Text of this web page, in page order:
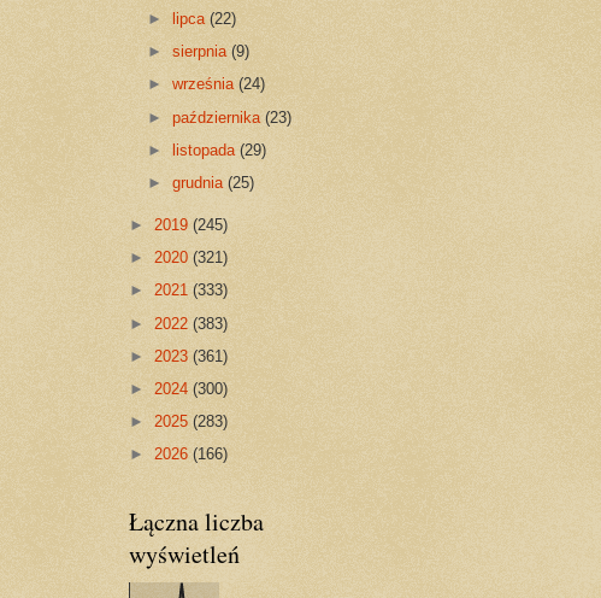
►
lipca(22)
►sierpnia(9)
►września(24)
►października(23)
►
listopada(29)
►grudnia(25)
► 2019 (245)
► 2020 (321)
► 2021 (333)
► 2022 (383)
► 2023 (361)
► 2024 (300)
► 2025 (283)
► 2026 (166)
Łączna liczba
wyświetleń